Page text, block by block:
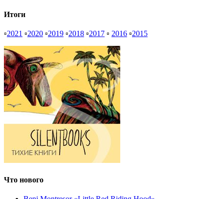
Итоги
▫2021 ▫2020 ▫2019 ▫2018 ▫2017 ▫ 2016 ▫2015
Что нового